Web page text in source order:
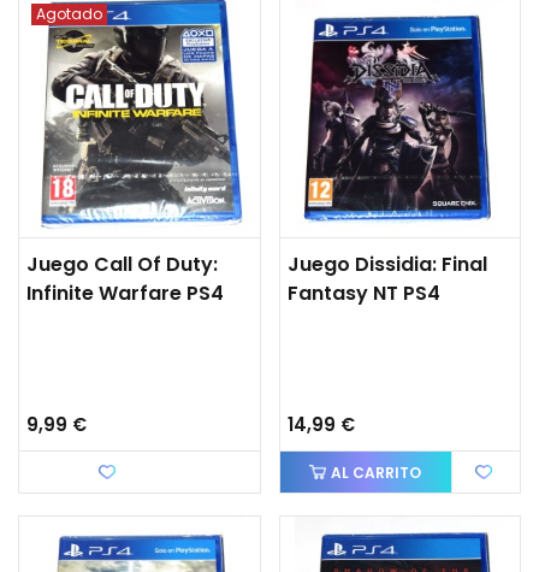
Agotado
Juego Call Of Duty:
Infinite Warfare PS4
9,99 €
Juego Dissidia: Final
Fantasy NT PS4
14,99 €
AL CARRITO